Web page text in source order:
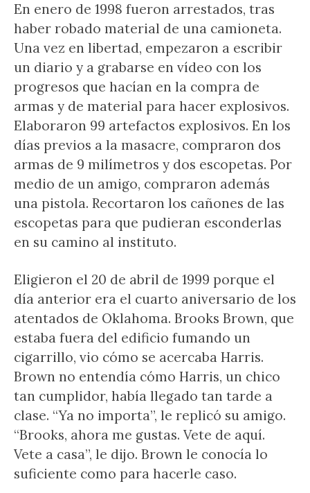
En enero de 1998 fueron arrestados, tras
haber robado material de una camioneta.
Una vez en libertad, empezaron a escribir
un diario y a grabarse en vídeo con los
progresos que hacían en la compra de
armas y de material para hacer explosivos.
Elaboraron 99 artefactos explosivos. En los
días previos a la masacre, compraron dos
armas de 9 milímetros y dos escopetas. Por
medio de un amigo, compraron además
una pistola. Recortaron los cañones de las
escopetas para que pudieran esconderlas
en su camino al instituto.
Eligieron el 20 de abril de 1999 porque el
día anterior era el cuarto aniversario de los
atentados de Oklahoma. Brooks Brown, que
estaba fuera del edificio fumando un
cigarrillo, vio cómo se acercaba Harris.
Brown no entendía cómo Harris, un chico
tan cumplidor, había llegado tan tarde a
clase. “Ya no importa”, le replicó su amigo.
“Brooks, ahora me gustas. Vete de aquí.
Vete a casa”, le dijo. Brown le conocía lo
suficiente como para hacerle caso.